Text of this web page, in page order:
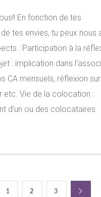
En fonction de tes
tes envies, tu peux nous
: Participation à la
: implication dans
CA mensuels, réflexion
etc. Vie de la colocation :
d’un ou des colocataires
1 2 3